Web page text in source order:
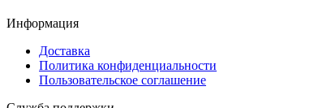
Информация
Доставка
Политика конфиденциальности
Пользовательское соглашение